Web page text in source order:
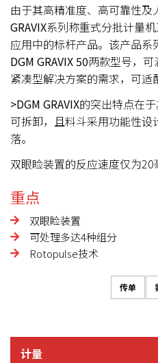
由于其高精准度、高可靠性及
GRAVIX系列称重式分批计量
应用中的标杆产品。该产品系
DGM GRAVIX 50两款型号，
紧凑型解决方案的需求，可适
>DGM GRAVIX的突出特点在
可拆卸，且料斗采用功能性
落。
双眼睑装置的反应速度仅为20
重点
双眼睑装置
可处理多达4种组分
Rotopulse技术
传单
计量